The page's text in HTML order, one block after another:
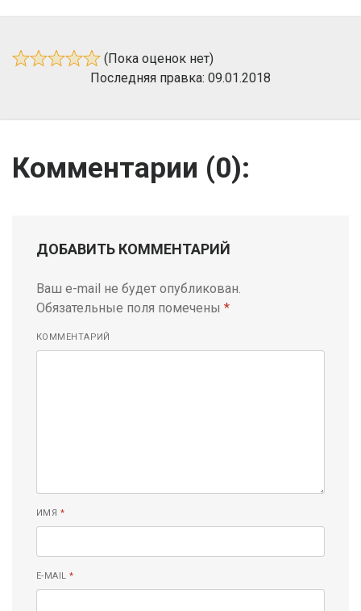
(Пока оценок нет)
Последняя правка: 09.01.2018
Комментарии (0):
ДОБАВИТЬ КОММЕНТАРИЙ
Ваш e-mail не будет опубликован.
Обязательные поля помечены *
КОММЕНТАРИЙ
ИМЯ *
E-MAIL*